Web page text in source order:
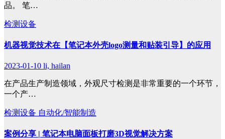
品。 笔…
检测设备
机器视觉技术在【笔记本外壳logo测量和贴装引导】的应用
2023-01-10 li, hailan
在产品生产制造领域，外观尺寸检测是非常重要的一个环节，
一个产…
检测设备 自动化/智能制造
案例分享 | 笔记本电脑面板打磨3D视觉解决方案